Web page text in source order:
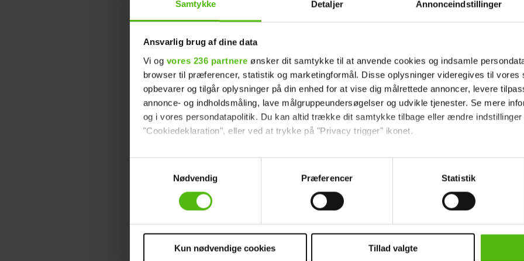
Samtykke Detaljer Annonceindstillinger
Ansvarlig brug af dine data
Vi og vores 236 partnere ønsker dit samtykke til at anvende cookies og indsamle
browser til præferencer, statistik og marketingformål. Disse oplysninger videregives til vores
opbevarer og tilgår oplysninger på din enhed for at vise dig målrettede annoncer, levere
annonce- og indholdsmåling, lave målgruppeundersøgelser og udvikle tjenester. Se mere
og i vores persondatapolitik. Du kan altid trække dit samtykke tilbage eller ændre indstillinger
"Cookiedeklaration", eller ved at trykke på "Privacy trigger" ikonet.
Dine valg anvendes på hele websitet.
Vi ønsker dit samtykke til at indsamle og bruge data for at kunne levere og finansiere
Vi anvender egne cookies og cookies fra tredjeparter til at at optimere dit besøg på vores
sociale medier.
Nødvendig
Præferencer Statistik
Kun nødvendige cookies Tillad valgte